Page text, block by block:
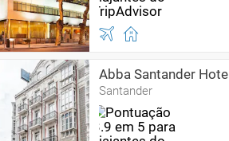
Abba Santander Hotel
Santander